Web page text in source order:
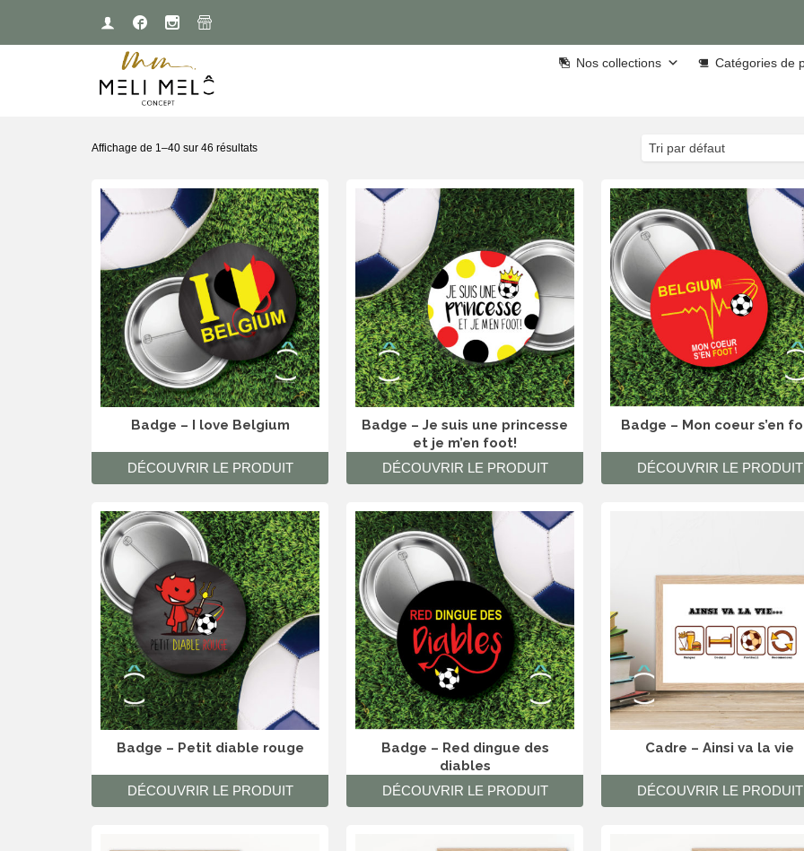
Nos collections Catégories de
Affichage de 1–40 sur 46 résultats Tri par défaut
Badge – I love Belgium
DÉCOUVRIR LE PRODUIT
Badge – Je suis une princesse
et je m’en foot!
DÉCOUVRIR LE PRODUIT
Badge – Mon coeur s’en
DÉCOUVRIR LE PRODUIT
Badge – Petit diable rouge
DÉCOUVRIR LE PRODUIT
Badge – Red dingue des
diables
DÉCOUVRIR LE PRODUIT
Cadre – Ainsi va la vie
DÉCOUVRIR LE PRODUIT